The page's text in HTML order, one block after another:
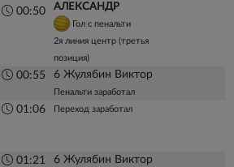
00:50
АЛЕКСАНДР
Гол с пенальти
2я линия центр (третья
позиция)
00:55 6 Жулябин Виктор
Пенальти заработал
01:06 Переход заработал
01:21 6 Жулябин Виктор